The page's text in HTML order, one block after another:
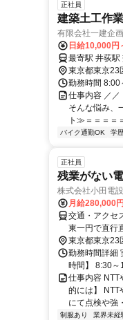
正社員
建築土工作
有限会社一建企画
日給10,000円
東京都東京23
勤務時間
仕事内容 ／／
そんな悩み、
ト≫＝＝＝＝
バイク通勤OK 学
正社員
残業がない
株式会社小田電設
月給280,000
交通・アクセ
東一円で直行
東京都東京23
勤務時間詳細
時間】 8:30～
仕事内容 NTT
的には】 NTT
にて点検や強
制服あり 業界未経